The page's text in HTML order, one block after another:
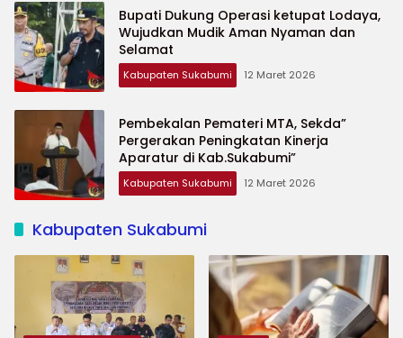
Bupati Dukung Operasi ketupat Lodaya,
Wujudkan Mudik Aman Nyaman dan
Selamat
Kabupaten Sukabumi 12 Maret 2026
Pembekalan Pemateri MTA, Sekda”
Pergerakan Peningkatan Kinerja
Aparatur di Kab.Sukabumi”
Kabupaten Sukabumi 12 Maret 2026
Kabupaten Sukabumi